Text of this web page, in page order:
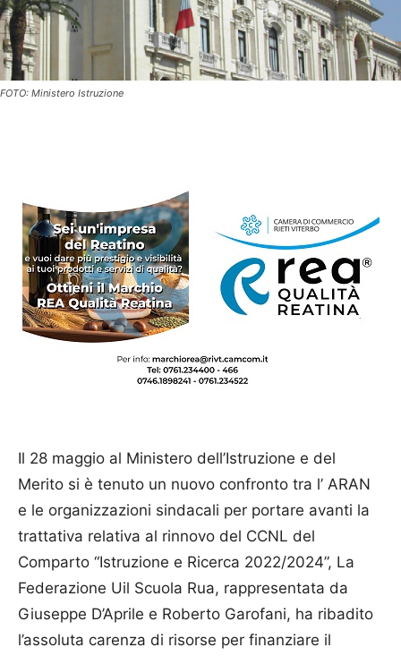
FOTO: Ministero Istruzione
Il 28 maggio al Ministero dell’Istruzione e del
Merito si è tenuto un nuovo confronto tra l’ ARAN
e le organizzazioni sindacali per portare avanti la
trattativa relativa al rinnovo del CCNL del
Comparto “Istruzione e Ricerca 2022/2024”, La
Federazione Uil Scuola Rua, rappresentata da
Giuseppe D’Aprile e Roberto Garofani, ha ribadito
l’assoluta carenza di risorse per finanziare il